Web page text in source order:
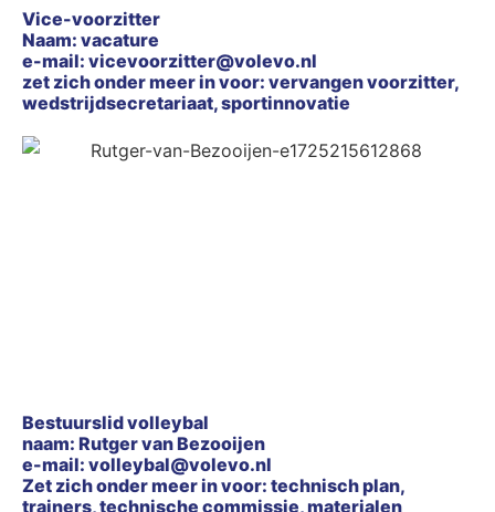
Vice-voorzitter
Naam: vacature
e-mail: vicevoorzitter@volevo.nl
zet zich onder meer in voor: vervangen voorzitter,
wedstrijdsecretariaat, sportinnovatie
Bestuurslid volleybal
naam: Rutger van Bezooijen
e-mail: volleybal@volevo.nl
Zet zich onder meer in voor: technisch plan,
trainers, technische commissie, materialen